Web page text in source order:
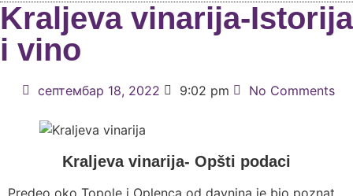
Kraljeva vinarija-Istorija
i vino
септембар 18, 2022 9:02 pm No Comments
Kraljeva vinarija- Opšti podaci
Predeo oko Topole i Oplenca od davnina je bio poznat